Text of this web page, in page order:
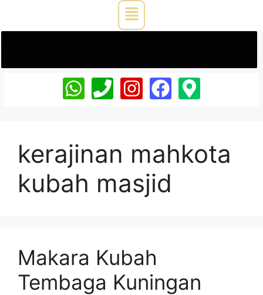
kerajinan mahkota
kubah masjid
Makara Kubah
Tembaga Kuningan